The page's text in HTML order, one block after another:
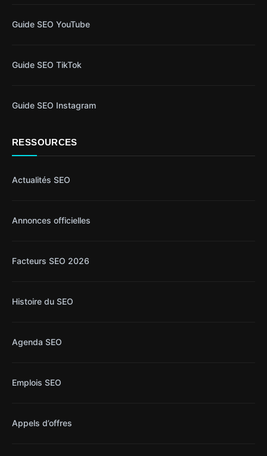
Guide SEO YouTube
Guide SEO TikTok
Guide SEO Instagram
RESSOURCES
Actualités SEO
Annonces officielles
Facteurs SEO 2026
Histoire du SEO
Agenda SEO
Emplois SEO
Appels d’offres